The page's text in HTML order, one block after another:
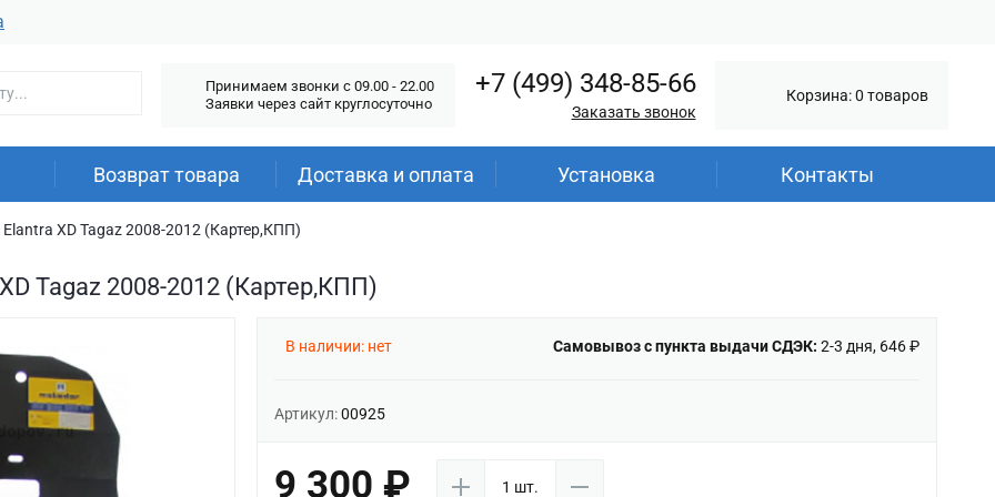
Принимаем звонки c 09.00 - 22.00
Заявки через сайт круглосуточно
+7 (499) 348-85-66
Заказать звонок
Корзина: 0 товаров
Возврат товара Доставка и оплата Установка Контакты
XD Tagaz 2008-2012 (Картер,КПП)
Tagaz 2008-2012 (Картер,КПП)
В наличии: нет Самовывоз с пункта выдачи СДЭК: 2-3 дня, 646 ₽
Артикул:00925
9 300 ₽